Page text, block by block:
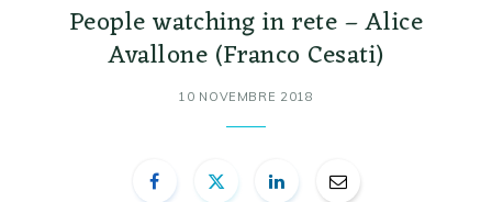
People watching in rete – Alice
Avallone (Franco Cesati)
10 NOVEMBRE 2018